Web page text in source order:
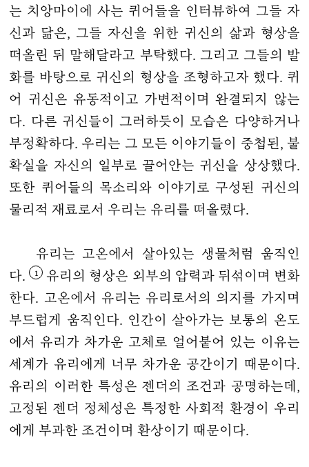
는 치앙마이에 사는 퀴어들을 인터뷰하여 그들 자
신과 닮은, 그들 자신을 위한 귀신의 삶과 형상을
떠올린 뒤 말해달라고 부탁했다. 그리고 그들의 발
화를 바탕으로 귀신의 형상을 조형하고자 했다. 퀴
어 귀신은 유동적이고 가변적이며 완결되지 않는
다. 다른 귀신들이 그러하듯이 모습은 다양하거나
부정확하다. 우리는 그 모든 이야기들이 중첩된, 불
확실을 자신의 일부로 끌어안는 귀신을 상상했다.
또한 퀴어들의 목소리와 이야기로 구성된 귀신의
물리적 재료로서 우리는 유리를 떠올렸다.
유리는 고온에서 살아있는 생물처럼 움직인
다.
1
유리의 형상은 외부의 압력과 뒤섞이며 변화
한다. 고온에서 유리는 유리로서의 의지를 가지며
부드럽게 움직인다. 인간이 살아가는 보통의 온도
에서 유리가 차가운 고체로 얼어붙어 있는 이유는
세계가 유리에게 너무 차가운 공간이기 때문이다.
유리의 이러한 특성은 젠더의 조건과 공명하는데,
고정된 젠더 정체성은 특정한 사회적 환경이 우리
에게 부과한 조건이며 환상이기 때문이다.